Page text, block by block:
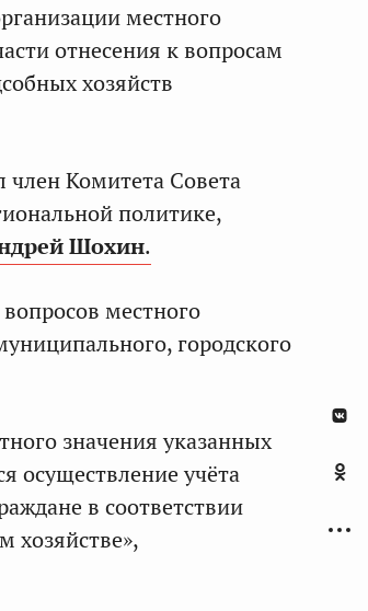
местного
отнесения к вопросам
хозяйств
член Комитета Совета
политике,
Шохин.
местного
городского
значения указанных
осуществление учёта
в соответствии
хозяйстве»,